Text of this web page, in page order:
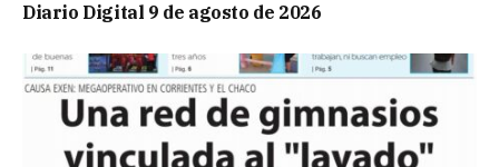
Diario Digital 9 de agosto de 2026